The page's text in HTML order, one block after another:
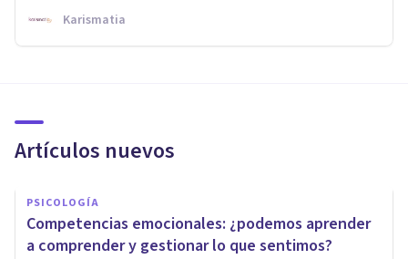
Karismatia
Artículos nuevos
PSICOLOGÍA
Competencias emocionales: ¿podemos aprender
a comprender y gestionar lo que sentimos?